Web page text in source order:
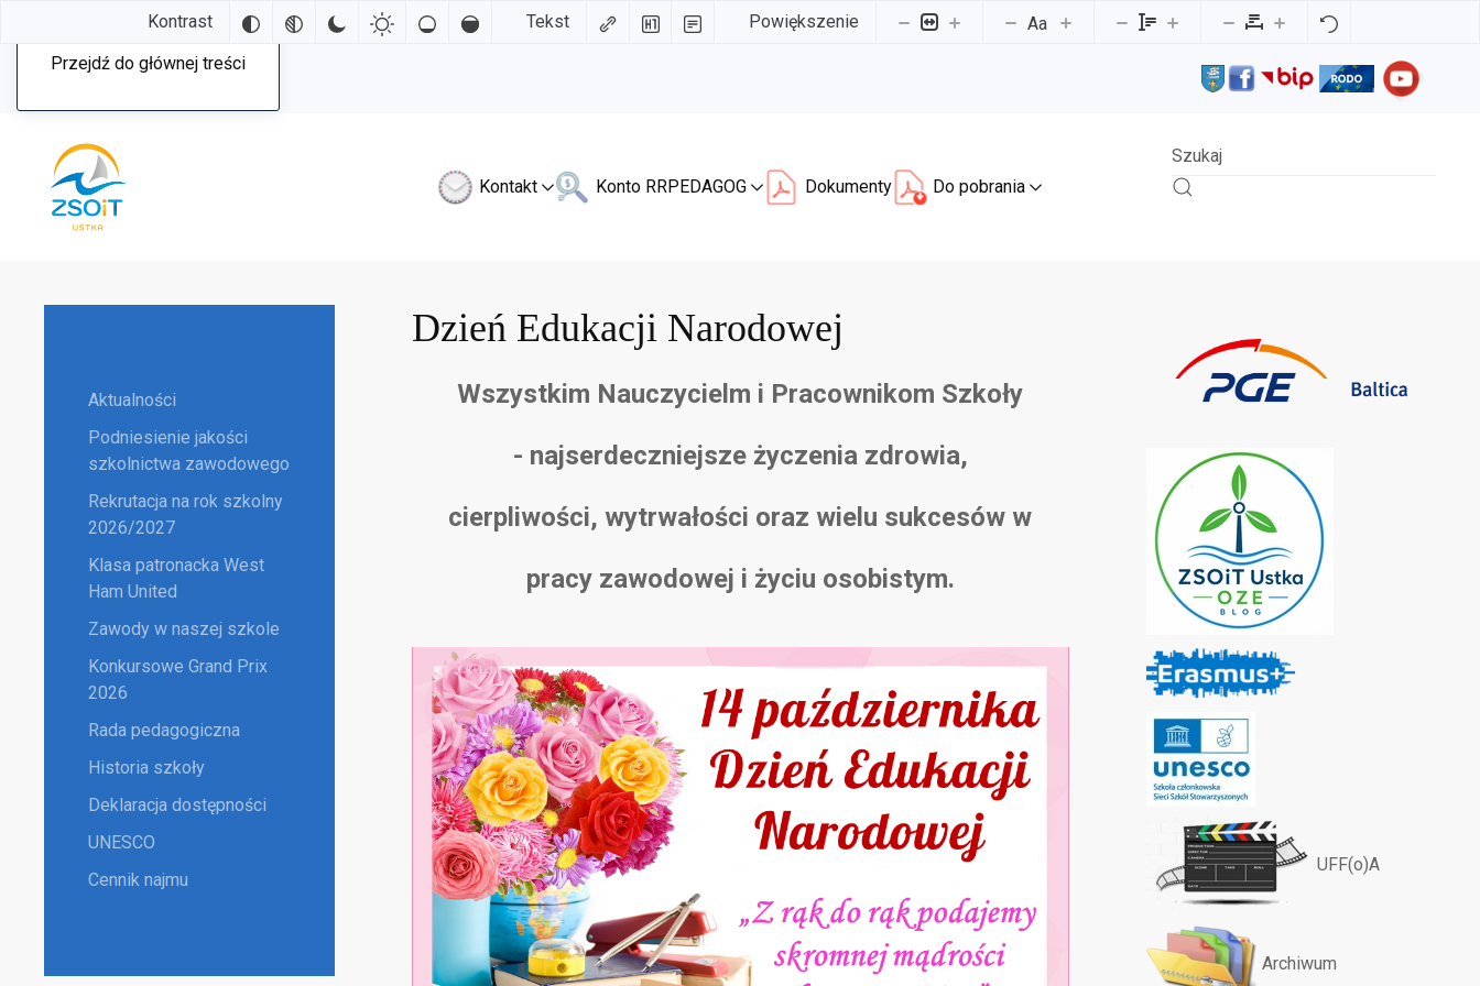
Kontrast Tekst Powiększenie
Aa
Przejdź do głównej treści
Kontakt Konto RRPEDAGOG Dokumenty Do pobrania
Aktualności
Podniesienie jakości
szkolnictwa zawodowego
Rekrutacja na rok szkolny
2026/2027
Klasa patronacka West
Ham United
Zawody w naszej szkole
Konkursowe Grand Prix
2026
Rada pedagogiczna
Historia szkoły
Deklaracja dostępności
UNESCO
Cennik najmu
Dzień Edukacji Narodowej
Wszystkim Nauczycielm i Pracownikom Szkoły
- najserdeczniejsze życzenia zdrowia,
cierpliwości, wytrwałości oraz wielu sukcesów w
pracy zawodowej i życiu osobistym.
UFF(o)A
Archiwum